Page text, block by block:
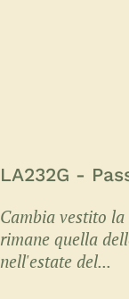
LA232G -
Cambia vestito
rimane quella
nell'estate del...